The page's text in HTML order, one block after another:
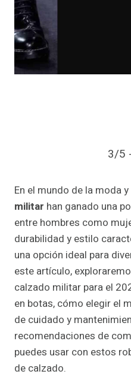
3/5
En el mundo de la moda
militar han ganado una
entre hombres como
durabilidad y estilo
una opción ideal para
este artículo,
calzado militar para el
en botas, cómo elegir el
de cuidado y
recomendaciones de
puedes usar con estos
de calzado.